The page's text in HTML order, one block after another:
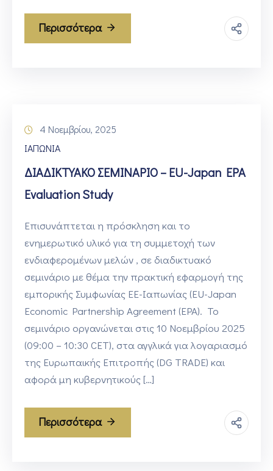
Περισσότερα
4 Νοεμβρίου, 2025
ΙΑΠΩΝΙΑ
ΔΙΑΔΙΚΤΥΑΚΟ ΣΕΜΙΝΑΡΙΟ – EU-Japan EPA
Evaluation Study
Επισυνάπτεται η πρόσκληση και το
ενημερωτικό υλικό για τη συμμετοχή των
ενδιαφερομένων μελών , σε διαδικτυακό
σεμινάριο με θέμα την πρακτική εφαρμογή της
εμπορικής Συμφωνίας ΕΕ-Ιαπωνίας (EU-Japan
Economic Partnership Agreement (EPA). Το
σεμινάριο οργανώνεται στις 10 Νοεμβρίου 2025
(09:00 – 10:30 CET), στα αγγλικά για λογαριασμό
της Ευρωπαικής Επιτροπής (DG TRADE) και
αφορά μη κυβερνητικούς […]
Περισσότερα